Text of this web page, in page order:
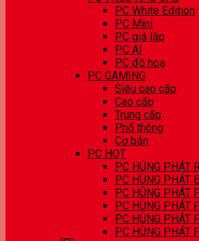
PC White Edition
PC Mini
PC giả lập
PC AI
PC đồ hoạ
PC GAMING
Siêu cao cấp
Cao cấp
Trung cấp
Phổ thông
Cơ bản
PC HOT
PC HÙNG PHÁT
PC HÙNG PHÁT
PC HÙNG PHÁT
PC HÙNG PHÁT
PC HÙNG PHÁT
PC HÙNG PHÁT